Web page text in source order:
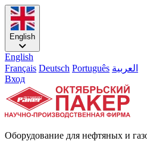
English
English
Français Deutsch Português العربية
Вход
Оборудование для нефтяных и